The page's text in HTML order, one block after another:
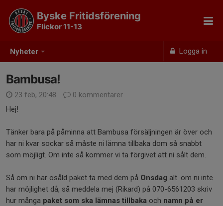
Nyheter Logga in
Byske Fritidsförening
Flickor 11-13
Bambusa!
23 feb, 20:48
0 kommentarer
Hej!
Tänker bara på påminna att Bambusa försäljningen är över och
har ni kvar sockar så måste ni lämna tillbaka dom så snabbt
som möjligt. Om inte så kommer vi ta förgivet att ni sålt dem.
Så om ni har osåld paket ta med dem på Onsdag alt. om ni inte
har möjlighet då, så meddela mej (Rikard) på 070-6561203 skriv
hur många paket som ska lämnas tillbaka och namn på er